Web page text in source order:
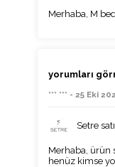
Merhaba, M
yorumları
*** *** - 25 Eki
Setre
Merhaba, ürün
henüz kimse